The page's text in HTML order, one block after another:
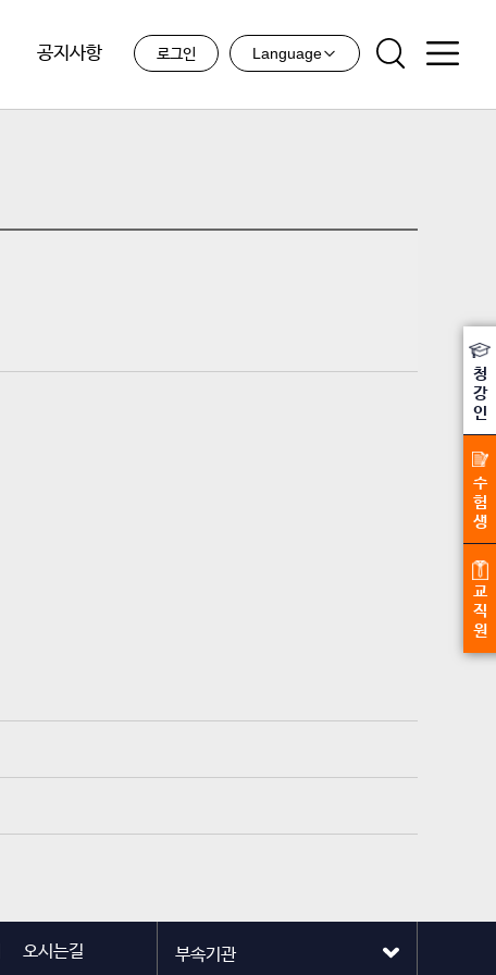
공지사항 로그인 Language
오시는길
청
강
인
수
험
생
교
직
원